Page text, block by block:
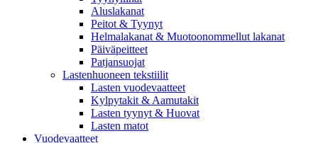
Aluslakanat
Peitot & Tyynyt
Helmalakanat & Muotoonommellut lakanat
Päiväpeitteet
Patjansuojat
Lastenhuoneen tekstiilit
Lasten vuodevaatteet
Kylpytakit & Aamutakit
Lasten tyynyt & Huovat
Lasten matot
Vuodevaatteet